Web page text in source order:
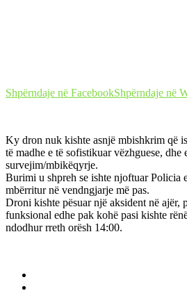
Shpërndaje në FacebookShpërndaje në
Ky dron nuk kishte asnjë mbishkrim që
të madhe e të sofistikuar vëzhguese, dhe
survejim/mbikëqyrje.
Burimi u shpreh se ishte njoftuar Policia
mbërritur në vendngjarje më pas.
Droni kishte pësuar një aksident në ajër,
funksional edhe pak kohë pasi kishte
ndodhur rreth orësh 14:00.